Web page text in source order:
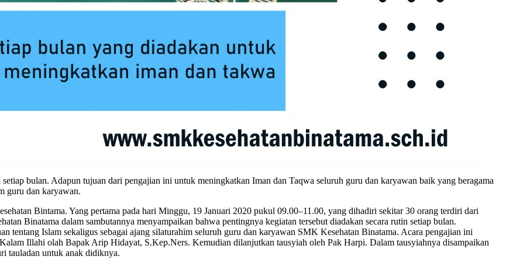
bulan. Adapun tujuan dari pengajian ini untuk meningkatkan Iman dan Taqwa seluruh guru dan karyawan baik yang beragama
guru dan karyawan.
Bintama. Yang pertama pada hari Minggu, 19 Januari 2020 pukul 09.00–11.00, yang dihadiri sekitar 30 orang terdiri dari
Binatama dalam sambutannya menyampaikan bahwa pentingnya kegiatan tersebut diadakan secara rutin setiap bulan.
tentang Islam sekaligus sebagai ajang silaturahim seluruh guru dan karyawan SMK Kesehatan Binatama. Acara pengajian ini
Illahi olah Bapak Arip Hidayat, S.Kep.Ners. Kemudian dilanjutkan tausyiah oleh Pak Harpi. Dalam tausyiahnya disampaikan
tauladan untuk anak didiknya.